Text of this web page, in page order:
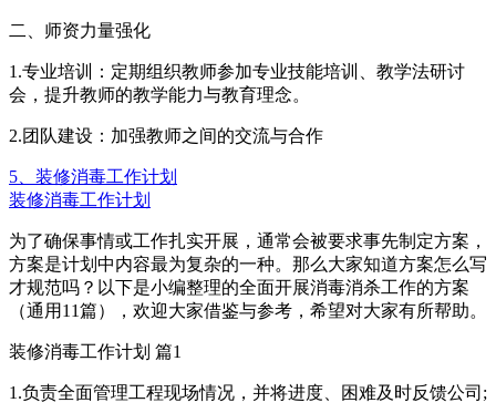
二、师资力量强化
1.专业培训：定期组织教师参加专业技能培训、教学法研讨
会，提升教师的教学能力与教育理念。
2.团队建设：加强教师之间的交流与合作
5、装修消毒工作计划
装修消毒工作计划
为了确保事情或工作扎实开展，通常会被要求事先制定方案，
方案是计划中内容最为复杂的一种。那么大家知道方案怎么写
才规范吗？以下是小编整理的全面开展消毒消杀工作的方案
（通用11篇），欢迎大家借鉴与参考，希望对大家有所帮助。
装修消毒工作计划 篇1
1.负责全面管理工程现场情况，并将进度、困难及时反馈公司;